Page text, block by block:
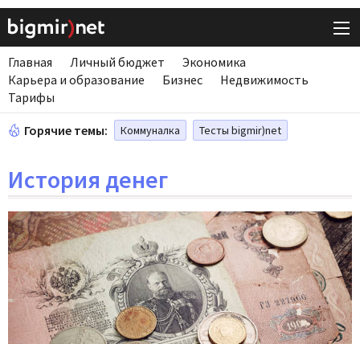
Главная Личный бюджет
Экономика
Карьера и образование
Бизнес
Недвижимость
Тарифы
Горячие темы: Коммуналка Тесты bigmir)net
История денег